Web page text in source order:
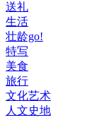
送礼
生活
壮龄go!
特写
美食
旅行
文化艺术
人文史地